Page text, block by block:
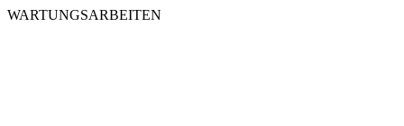
WARTUNGSARBEITEN